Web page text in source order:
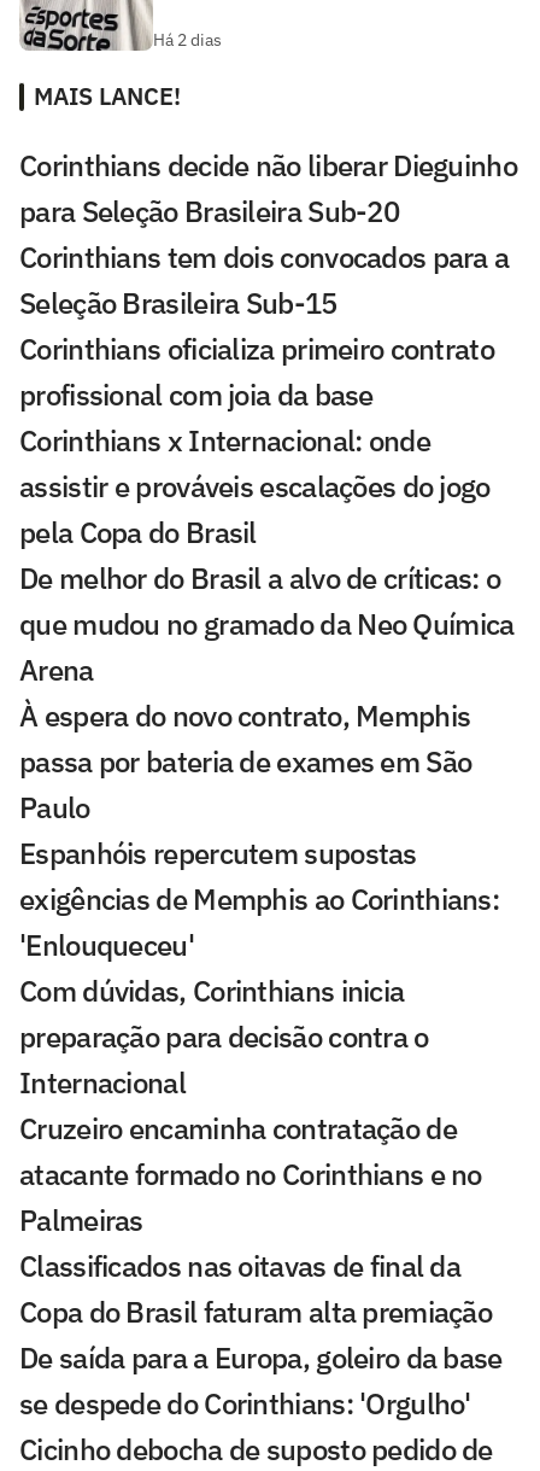
Há 2 dias
MAIS LANCE!
Corinthians decide não liberar Dieguinho
para Seleção Brasileira Sub-20
Corinthians tem dois convocados para a
Seleção Brasileira Sub-15
Corinthians oficializa primeiro contrato
profissional com joia da base
Corinthians x Internacional: onde
assistir e prováveis escalações do jogo
pela Copa do Brasil
De melhor do Brasil a alvo de críticas: o
que mudou no gramado da Neo Química
Arena
À espera do novo contrato, Memphis
passa por bateria de exames em São
Paulo
Espanhóis repercutem supostas
exigências de Memphis ao Corinthians:
'Enlouqueceu'
Com dúvidas, Corinthians inicia
preparação para decisão contra o
Internacional
Cruzeiro encaminha contratação de
atacante formado no Corinthians e no
Palmeiras
Classificados nas oitavas de final da
Copa do Brasil faturam alta premiação
De saída para a Europa, goleiro da base
se despede do Corinthians: 'Orgulho'
Cicinho debocha de suposto pedido de